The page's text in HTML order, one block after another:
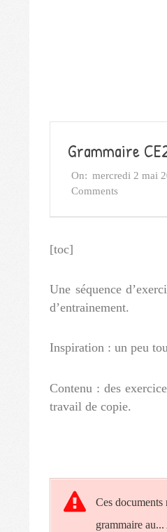
Grammaire
On: mercredi 2 mai
Comments
[toc]
Une séquence
d’entrainement.
Inspiration : un peu
Contenu : des
travail de copie.
Ces documents
grammaire